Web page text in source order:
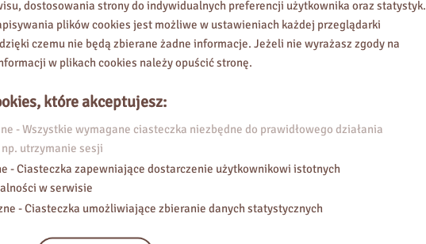
dostosowania strony do indywidualnych preferencji użytkownika oraz statystyk.
plików cookies jest możliwe w ustawieniach każdej przeglądarki
czemu nie będą zbierane żadne informacje. Jeżeli nie wyrażasz zgody na
w plikach cookies należy opuścić stronę.
które akceptujesz:
- Wszystkie wymagane ciasteczka niezbędne do prawidłowego działania
utrzymanie sesji
- Ciasteczka zapewniające dostarczenie użytkownikowi istotnych
w serwisie
- Ciasteczka umożliwiające zbieranie danych statystycznych